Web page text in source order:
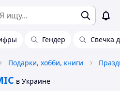
Гендер Свечка
Подарки, хобби, книги
в Украине